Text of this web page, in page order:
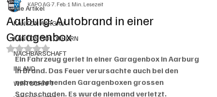
Alle Artikel
KANTON AARGAU
KANTON SOLOTHURN
NACHBARSCHAFT
INLAND
WIRTSCHAFT
Aarburg: Autobrand in einer
Garagenbox
KAPO AG7. Feb.1 Min. Lesezeit
Mit NaN von 5 Sternen bewertet.
Ein Fahrzeug geriet in einer Garagenbox in Aarburg
in Brand. Das Feuer verursachte auch bei den
nebenstehenden Garagenboxen grossen
Sachschaden. Es wurde niemand verletzt.